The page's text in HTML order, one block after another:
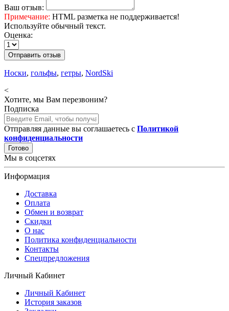
Ваш отзыв:
Примечание: HTML разметка не поддерживается!
Используйте обычный текст.
Оценка:
Отправить отзыв
Носки, гольфы, гетры, NordSki
<
Хотите, мы Вам перезвоним?
Подписка
Отправляя данные вы соглашаетесь с Политикой
конфиденциальности
Готово
Мы в соцсетях
Информация
Доставка
Оплата
Обмен и возврат
Скидки
О нас
Политика конфиденциальности
Контакты
Спецпредложения
Личный Кабинет
Личный Кабинет
История заказов